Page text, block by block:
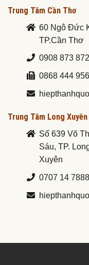
Trung Tâm Cần Thơ
60 Ngô Đức
TP.Cần Thơ
0908 873 872
0868 444 956
Trung Tâm Long Xuyên
Số 639 Võ
Sáu, TP.
Xuyên
0707 14 7888